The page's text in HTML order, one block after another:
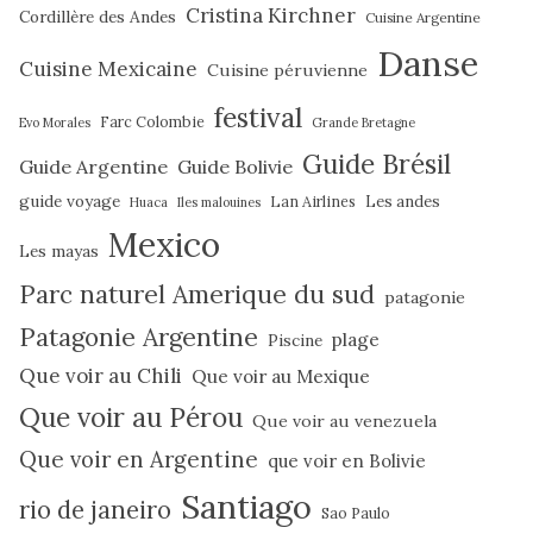
Cordillère des Andes Cristina Kirchner Cuisine Argentine
Cuisine Mexicaine Cuisine péruvienne Danse
Evo Morales Farc Colombie festival Grande Bretagne
Guide Argentine Guide Bolivie Guide Brésil
guide voyage Huaca Iles malouines Lan Airlines Les andes
Les mayas Mexico
Parc naturel Amerique du sud patagonie
Patagonie Argentine Piscine plage
Que voir au Chili Que voir au Mexique
Que voir au Pérou Que voir au venezuela
Que voir en Argentine que voir en Bolivie
rio de janeiro Santiago Sao Paulo